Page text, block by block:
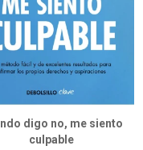
digo no, me siento
culpable